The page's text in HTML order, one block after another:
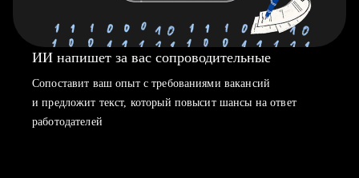
ИИ напишет за вас сопроводительные
Сопоставит ваш опыт с требованиями вакансий
и предложит текст, который повысит шансы на ответ
работодателей